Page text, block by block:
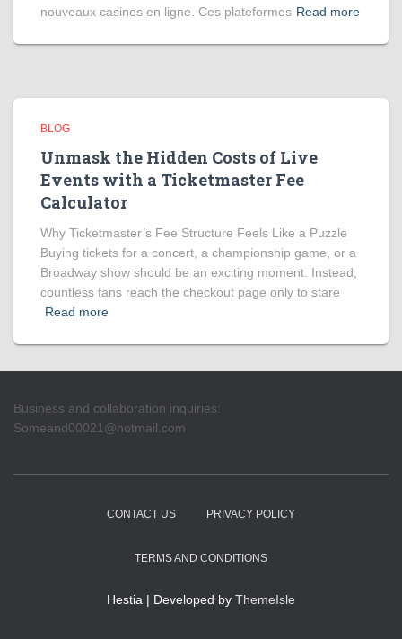
nouveaux casinos en ligne. Ces plateformes Read more
BLOG
Unmask the Hidden Costs of Live
Events with a Ticketmaster Fee
Calculator
Why Ticketmaster’s Fee Structure Feels Like a Puzzle
Buying tickets for a concert, a championship game, or a
Broadway show should be an exciting moment. Instead,
countless fans reach the checkout page only to stare
Read more
Business and collaboration inquiries:
Someand00021@hotmail.com
CONTACT US PRIVACY POLICY
TERMS AND CONDITIONS
Hestia | Developed by ThemeIsle